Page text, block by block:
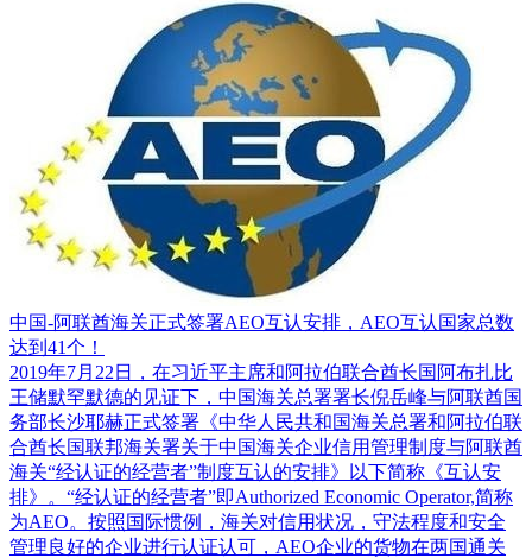
中国-阿联酋海关正式签署AEO互认安排，AEO互认国家总数
达到41个！
2019年7月22日，在习近平主席和阿拉伯联合酋长国阿布扎比
王储默罕默德的见证下，中国海关总署署长倪岳峰与阿联酋国
务部长沙耶赫正式签署《中华人民共和国海关总署和阿拉伯联
合酋长国联邦海关署关于中国海关企业信用管理制度与阿联酋
海关“经认证的经营者”制度互认的安排》以下简称《互认安
排》。“经认证的经营者”即Authorized Economic Operator,简称
为AEO。按照国际惯例，海关对信用状况，守法程度和安全
管理良好的企业进行认证认可，AEO企业的货物在两国通关